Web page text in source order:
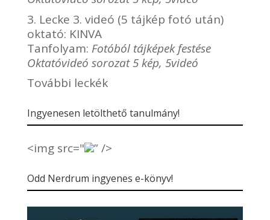
3. Lecke 3. videó (5 tájkép fotó után)
oktató: KINVA
Tanfolyam: Fotóból tájképek festése
Oktatóvideó sorozat 5 kép, 5videó
További leckék
Ingyenesen letölthető tanulmány!
<img src=" ” />
Odd Nerdrum ingyenes e-könyv!